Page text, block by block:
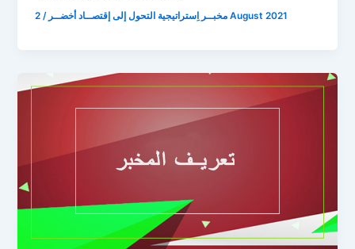
مخبــر اِستراتيجية التحول إلى إقتصــاد أخضــر/ 2 August 2021